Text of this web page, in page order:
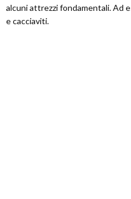
alcuni attrezzi fondamentali. Ad
e cacciaviti.